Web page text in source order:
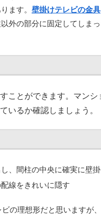
ます。 壁掛けテレビの金具
外の部分に固定してしま
ことができます。マン
いるか確認しましょう。
、間柱の中央に確実に壁
線をきれいに隠す
の理想形だと思いますが、